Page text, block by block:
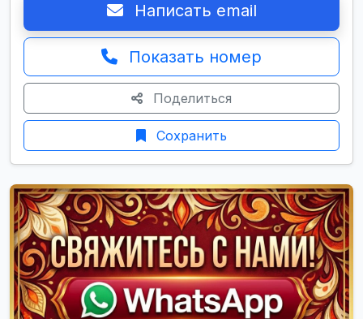
Написать email
Показать номер
Поделиться
Сохранить